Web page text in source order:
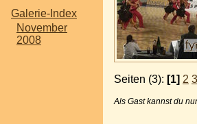
Galerie-Index
November
2008
Seiten (3): [1] 2 3
Als Gast kannst du